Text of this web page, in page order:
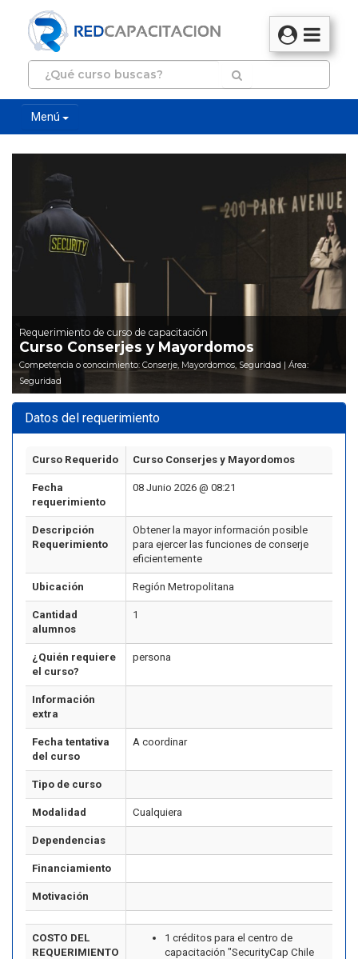
Menú
Requerimiento de curso de capacitación
Curso Conserjes y Mayordomos
Competencia o conocimiento: Conserje, Mayordomos, Seguridad | Área:
Seguridad
Datos del requerimiento
Curso Requerido Curso Conserjes y Mayordomos
Fecha
requerimiento
08 Junio 2026 @ 08:21
Descripción
Requerimiento
Obtener la mayor información posible
para ejercer las funciones de conserje
eficientemente
Ubicación Región Metropolitana
Cantidad
alumnos
1
¿Quién requiere
el curso?
persona
Información
extra
Fecha tentativa
del curso
A coordinar
Tipo de curso
Modalidad Cualquiera
Dependencias
Financiamiento
Motivación
COSTO DEL
REQUERIMIENTO
1 créditos para el centro de
capacitación "SecurityCap Chile